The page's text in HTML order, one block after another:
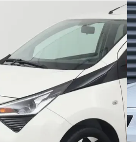
·2019
1.0 VVT-i x-joy
€ 13.900
Marktconform
2019 · 39.862 km · Benzine ·
Automaat
A
€